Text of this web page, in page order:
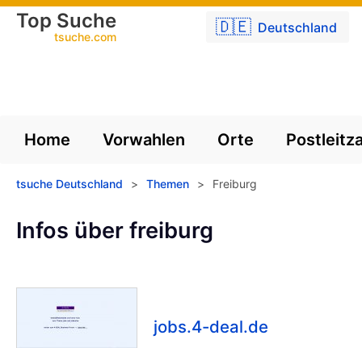
🇩🇪 Deutschland
Top Suche
tsuche.com
Home Vorwahlen Orte
tsuche Deutschland > Themen > Freiburg
Infos über freiburg
jobs.4-deal.de